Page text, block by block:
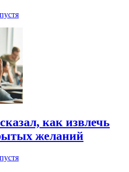
как извлечь
желаний